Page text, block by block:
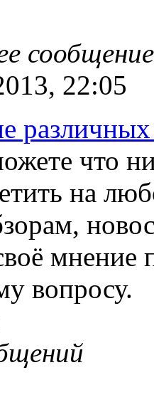
сообщение
22:05
что
на
вопросу.